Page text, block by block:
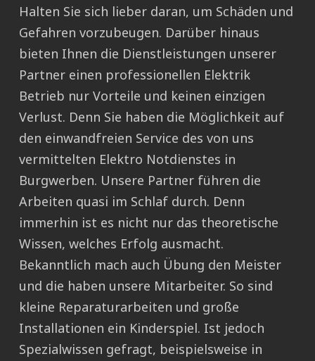
Halten Sie sich lieber daran, um Schäden und
Gefahren vorzubeugen. Darüber hinaus
bieten Ihnen die Dienstleistungen unserer
Partner einen professionellen Elektrik
Betrieb nur Vorteile und keinen einzigen
Verlust. Denn Sie haben die Möglichkeit auf
den einwandfreien Service des von uns
vermittelten Elektro Notdienstes in
Burgwerben. Unsere Partner führen die
Arbeiten quasi im Schlaf durch. Denn
immerhin ist es nicht nur das theoretische
Wissen, welches Erfolg ausmacht.
Bekanntlich mach auch Übung den Meister
und die haben unsere Mitarbeiter. So sind
kleine Reparaturarbeiten und große
Installationen ein Kinderspiel. Ist jedoch
Spezialwissen gefragt, beispielsweise in